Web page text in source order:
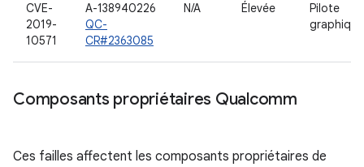
CVE-
2019-
10571
A-138940226
QC-
CR#2363085
N/A Élevée
Pilote
graphique
Composants propriétaires Qualcomm
Ces failles affectent les composants propriétaires de